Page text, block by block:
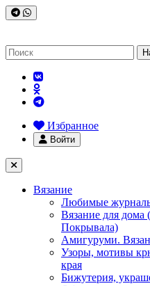
Избранное
Войти
Вязание
Любимые
Вязание для
Покрывала)
Амигуруми.
Узоры, мотивы
края
Бижутерия,